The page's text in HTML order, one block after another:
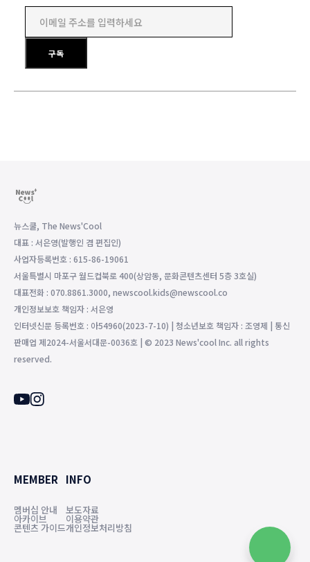
구독
뉴스쿨, The News'Cool
대표 : 서은영(발행인 겸 편집인)
사업자등록번호 : 615-86-19061
서울특별시 마포구 월드컵북로 400(상암동, 문화콘텐츠센터 5층 3호실)
대표전화 : 070.8861.3000, newscool.kids@newscool.co
개인정보보호 책임자 : 서은영
인터넷신문 등록번호 : 아54960(2023-7-10) | 청소년보호 책임자 : 조영제 | 통신
판매업 제2024-서울서대문-0036호 | © 2023 News'cool Inc. all rights
reserved.
MEMBER
멤버십 안내
아카이브
콘텐츠 가이드
INFO
보도자료
이용약관
개인정보처리방침